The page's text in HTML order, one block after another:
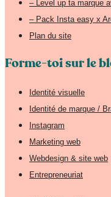
– Level up ta marque
– Pack Insta easy x
Plan du site
Forme-toi sur le
Identité visuelle
Identité de marque /
Instagram
Marketing web
Webdesign & site web
Entrepreneuriat